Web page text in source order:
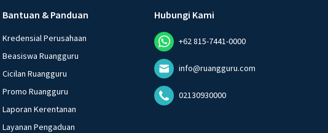
Bantuan & Panduan
Kredensial Perusahaan
Beasiswa Ruangguru
Cicilan Ruangguru
Promo Ruangguru
Laporan Kerentanan
Layanan Pengaduan
Hubungi Kami
+62 815-7441-0000
info@ruangguru.com
02130930000